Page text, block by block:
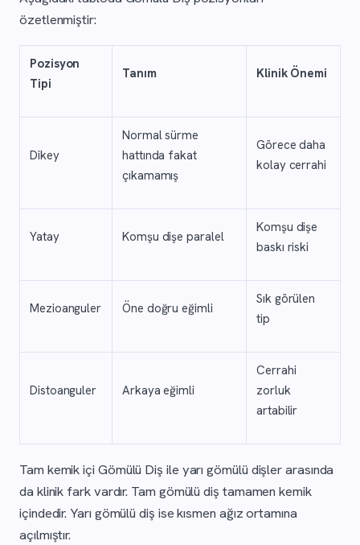
özetlenmiştir:
Pozisyon
Tipi
Tanım Klinik Önemi
Dikey
Normal sürme
hattında fakat
çıkamamış
Görece daha
kolay cerrahi
Yatay Komşu dişe paralel
Komşu dişe
baskı riski
Mezioanguler Öne doğru eğimli
Sık görülen
tip
Distoanguler Arkaya eğimli
Cerrahi
zorluk
artabilir
Tam kemik içi Gömülü Diş ile yarı gömülü dişler arasında
da klinik fark vardır. Tam gömülü diş tamamen kemik
içindedir. Yarı gömülü diş ise kısmen ağız ortamına
açılmıştır.